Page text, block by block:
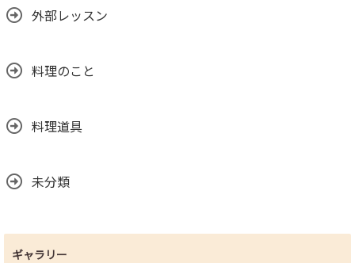
外部レッスン
料理のこと
料理道具
未分類
ギャラリー